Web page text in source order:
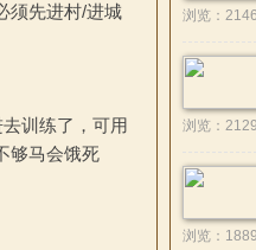
须先进村/进城
训练了，可用
够马会饿死
浏览：
浏览：
浏览：